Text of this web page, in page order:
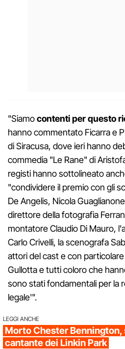
"Siamocontenti per questo
hanno commentato Ficarra e
di Siracusa, dove ieri hanno
commedia "Le Rane" di
registi hanno sottolineato
"condividere il premio con gli
De Angelis, Nicola
direttore della fotografia
montatore Claudio Di Mauro,
Carlo Crivelli, la scenografa
attori del cast e con
Gullotta e tutti coloro che
sono stati fondamentali per la
legale'".
LEGGI ANCHE
Morto Chester Bennington,
cantante dei Linkin Park